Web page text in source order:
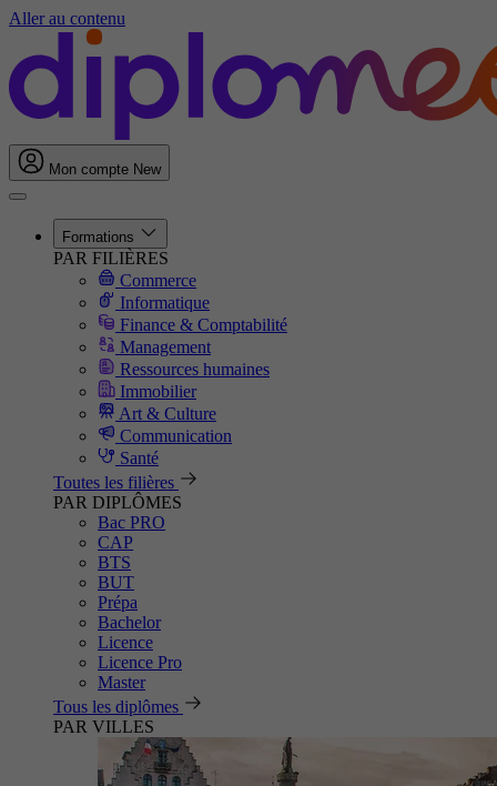
Aller au contenu
Mon compte New
Formations
PAR FILIÈRES
Commerce
Informatique
Finance & Comptabilité
Management
Ressources humaines
Immobilier
Art & Culture
Communication
Santé
Toutes les filières
PAR DIPLÔMES
Bac PRO
CAP
BTS
BUT
Prépa
Bachelor
Licence
Licence Pro
Master
Tous les diplômes
PAR VILLES